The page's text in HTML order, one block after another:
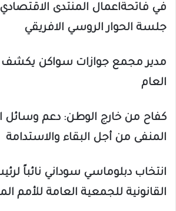
في فاتحةاعمال المنتدى
جلسة الحوار الروسي الافريقي
مدير مجمع جوازات سواكن يكشف
العام
كفاح من خارج الوطن: دعم وسائل
المنفى من أجل البقاء والاستدامة
انتخاب دبلوماسي سوداني نائباً
القانونية للجمعية العامة للأمم